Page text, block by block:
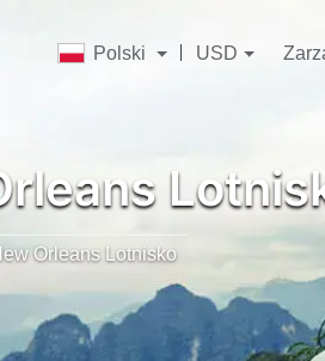
Polski USD
Orleans Lotnisko